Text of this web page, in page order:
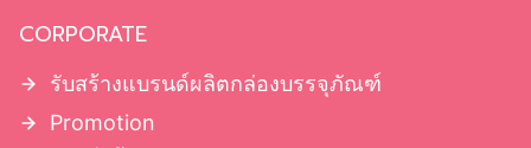
CORPORATE
รับสร้างแบรนด์ผลิตกล่องบรรจุภัณฑ์
Promotion